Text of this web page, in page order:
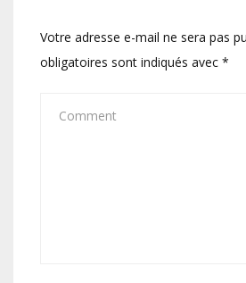
Votre adresse e-mail ne sera pas
obligatoires sont indiqués avec *